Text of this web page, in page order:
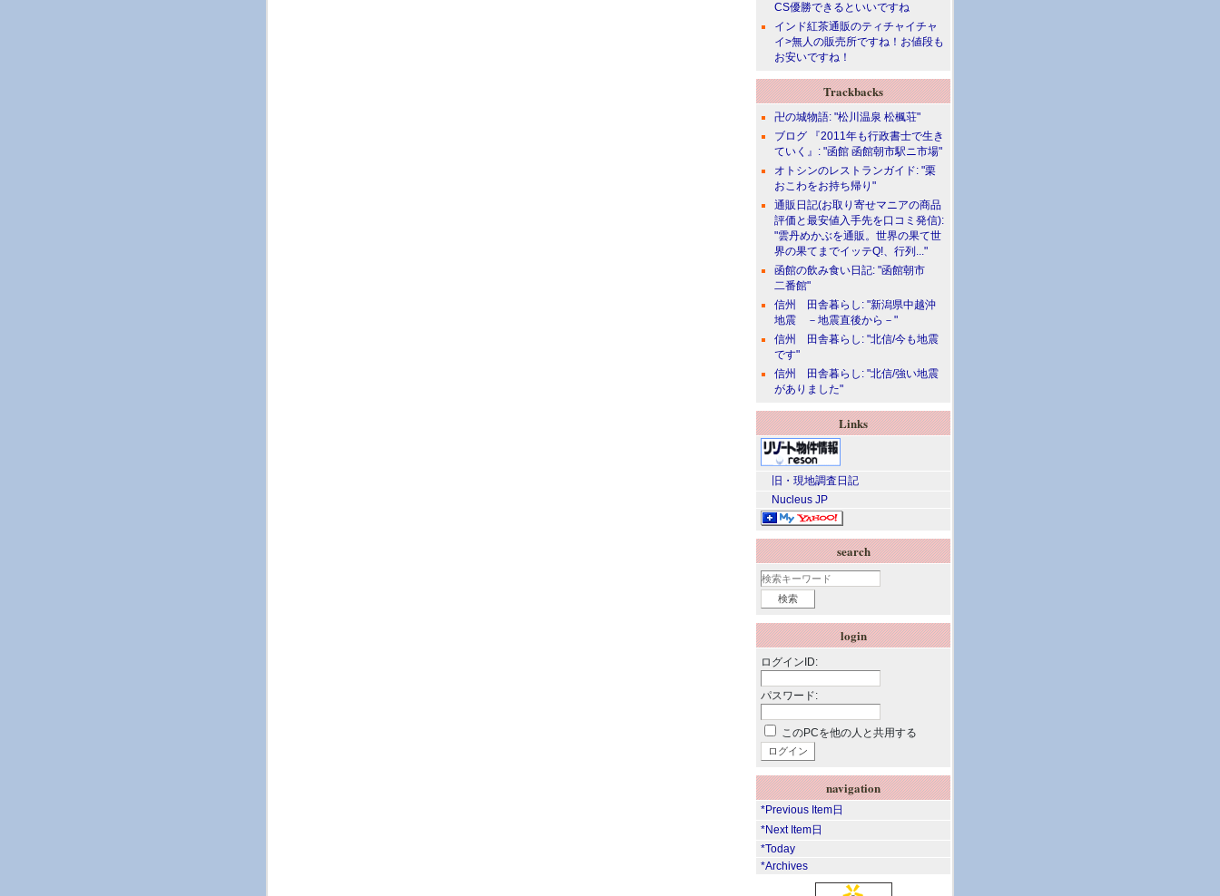
CS優勝できるといいですね
インド紅茶通販のティチャイチャ
イ>無人の販売所ですね！お値段も
お安いですね！
Trackbacks
卍の城物語: "松川温泉 松楓荘"
ブログ 『2011年も行政書士で生き
ていく』: "函館 函館朝市駅ニ市場"
オトシンのレストランガイド: "栗
おこわをお持ち帰り"
通販日記(お取り寄せマニアの商品
評価と最安値入手先を口コミ発信):
"雲丹めかぶを通販。世界の果て世
界の果てまでイッテQ!、行列..."
函館の飲み食い日記: "函館朝市
二番館"
信州 田舎暮らし: "新潟県中越沖
地震 －地震直後から－"
信州 田舎暮らし: "北信/今も地震
です"
信州 田舎暮らし: "北信/強い地震
がありました"
Links
旧・現地調査日記
Nucleus JP
search
login
ログインID:
パスワード:
このPCを他の人と共用する
navigation
*Previous Item日
*Next Item日
*Today
*Archives